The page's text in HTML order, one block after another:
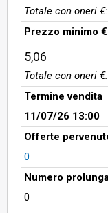
Totale con oneri €:
Prezzo minimo
5,06
Totale con oneri €:
Termine vendita
11/07/26 13:00
Offerte
0
Numero
0